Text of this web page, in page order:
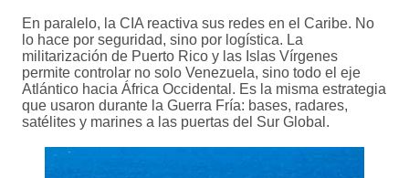
En paralelo, la CIA reactiva sus redes en el Caribe. No
lo hace por seguridad, sino por logística. La
militarización de Puerto Rico y las Islas Vírgenes
permite controlar no solo Venezuela, sino todo el eje
Atlántico hacia África Occidental. Es la misma estrategia
que usaron durante la Guerra Fría: bases, radares,
satélites y marines a las puertas del Sur Global.